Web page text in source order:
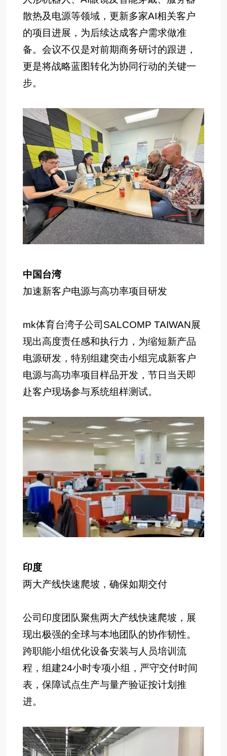
散热及电源等领域，更新多家AI相关客户
的项目进展，为后续达成客户需求做准
备。会议不仅是对前期商务研讨的跟进，
更是将战略蓝图转化为协同行动的关键一
步。
中国台湾
加速新客户电源与高功率项目研发
mk体育台湾子公司SALCOMP TAIWAN展
现出高度责任感和执行力，为缩短新产品
电源研发，特别组建突击小组完成新客户
电源与高功率项目样品开发，节日当天即
赴客户现场参与系统组样测试。
印度
两大产线快速爬坡，确保如期交付
公司印度团队聚焦两大产线快速爬坡，展
现出极强的全球与本地团队的协作韧性。
跨职能小组优化设备安装与人员培训流
程，组建24小时专项小组，严守交付时间
表，保障试点生产与量产验证按计划推
进。